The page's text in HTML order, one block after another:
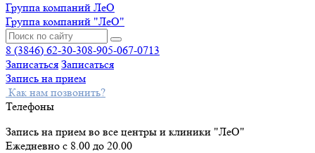
Группа компаний ЛеО
Группа компаний "ЛеО"
8 (3846) 62-30-308-905-067-0713
Записаться Записаться
Запись на прием
Как нам позвонить?
Телефоны
Запись на прием во все центры и клиники "ЛеО"
Ежедневно с 8.00 до 20.00